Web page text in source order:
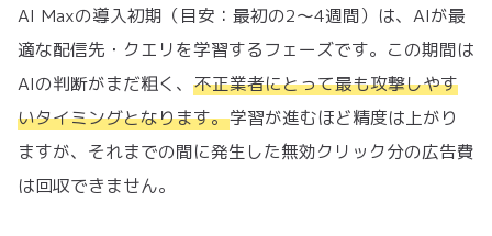
AI Maxの導入初期（目安：最初の2〜4週間）は、AIが最
適な配信先・クエリを学習するフェーズです。この期間は
AIの判断がまだ粗く、 不正業者にとって最も攻撃しやす
いタイミングとなります。学習が進むほど精度は上がり
ますが、それまでの間に発生した無効クリック分の広告費
は回収できません。